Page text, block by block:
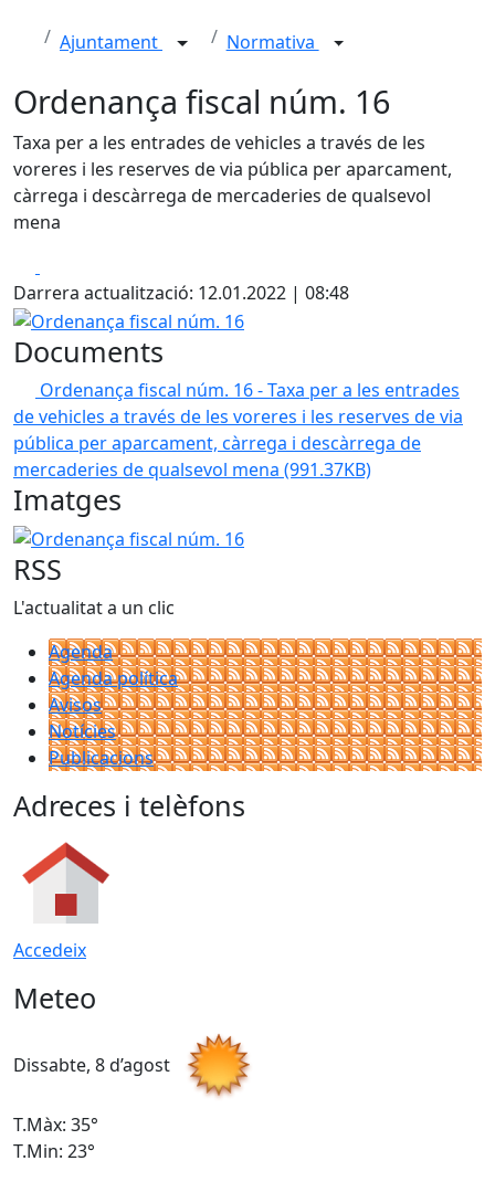
Ajuntament Normativa
Ordenança fiscal núm. 16
Taxa per a les entrades de vehicles a través de les
voreres i les reserves de via pública per aparcament,
càrrega i descàrrega de mercaderies de qualsevol
mena
Darrera actualització: 12.01.2022 | 08:48
Ordenança fiscal núm. 16
Documents
Ordenança fiscal núm. 16 - Taxa per a les entrades
de vehicles a través de les voreres i les reserves de via
pública per aparcament, càrrega i descàrrega de
mercaderies de qualsevol mena (991.37KB)
Imatges
Ordenança fiscal núm. 16
RSS
L'actualitat a un clic
Agenda
Agenda política
Avisos
Notícies
Publicacions
Adreces i telèfons
Accedeix
Meteo
Dissabte, 8 d’agost
T.Màx: 35°
T.Min: 23°